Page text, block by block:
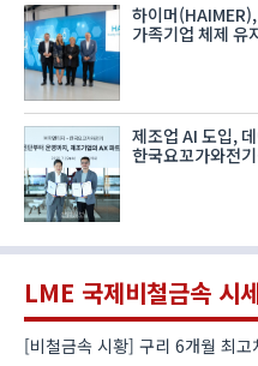
하이머
가족기업 체제 유
제조업 AI 도입,
한국요꼬가와전
LME 국제비철금속 시
[비철금속 시황] 구리 6개월 최